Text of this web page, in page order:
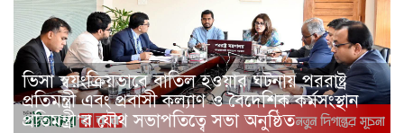
ভিসা স্বয়ংক্রিয়ভাবে বাতিল হওয়ার ঘটনায় পররাষ্ট্র
প্রতিমন্ত্রী এবং প্রবাসী কল্যাণ ও বৈদেশিক কর্মসংস্থান
প্রতিমন্ত্রী’র যৌথ সভাপতিত্বে সভা অনুষ্ঠিত